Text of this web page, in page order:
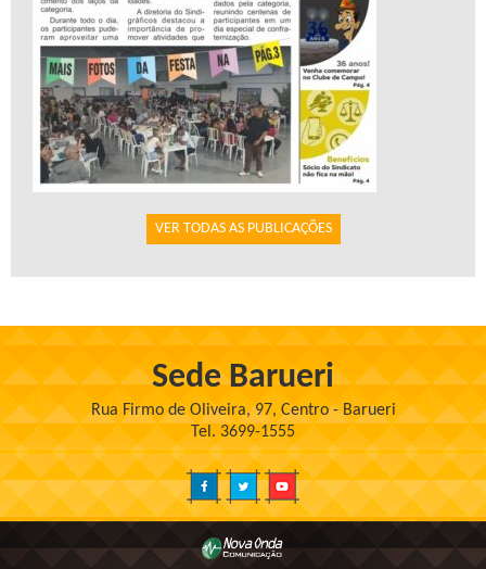
VER TODAS AS PUBLICAÇÕES
Sede Barueri
Rua Firmo de Oliveira, 97, Centro - Barueri
Tel. 3699-1555